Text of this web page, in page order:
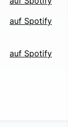
auf Spotify
auf Spotify